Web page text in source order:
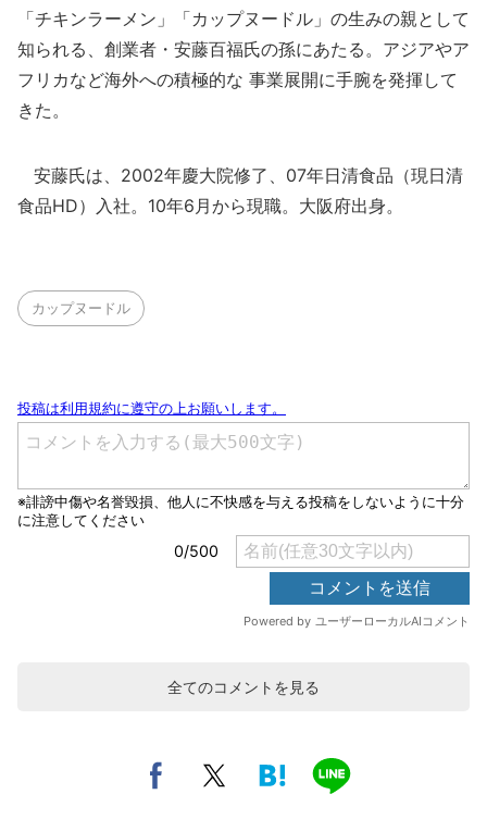
「チキンラーメン」「カップヌードル」の生みの親として
知られる、創業者・安藤百福氏の孫にあたる。アジアやア
フリカなど海外への積極的な 事業展開に手腕を発揮して
きた。
安藤氏は、2002年慶大院修了、07年日清食品（現日清
食品HD）入社。10年6月から現職。大阪府出身。
カップヌードル
全てのコメントを見る